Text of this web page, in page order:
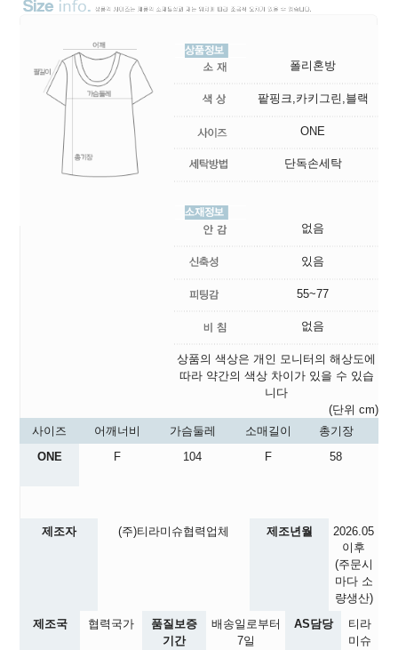
폴리혼방
팥핑크,카키그린,블랙
ONE
단독손세탁
없음
있음
55~77
없음
상품의 색상은 개인 모니터의 해상도에
따라 약간의 색상 차이가 있을 수 있습
니다
(단위 cm)
사이즈
어깨너비 가슴둘레 소매길이
총기장
ONE
F 104 F 58
제조자 (주)티라미슈협력업체 제조년월
2026.05
이후
(주문시
마다 소
량생산)
제조국
협력국가
품질보증
기간
배송일로부터
7일
AS담당
티라
미슈